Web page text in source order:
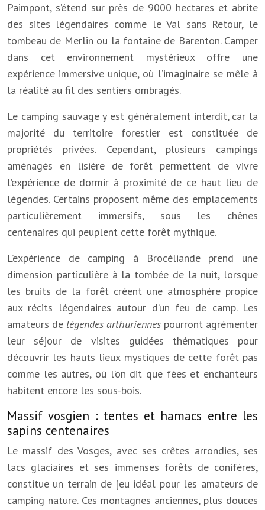
Paimpont, s’étend sur près de 9000 hectares et abrite
des sites légendaires comme le Val sans Retour, le
tombeau de Merlin ou la fontaine de Barenton. Camper
dans cet environnement mystérieux offre une
expérience immersive unique, où l’imaginaire se mêle à
la réalité au fil des sentiers ombragés.
Le camping sauvage y est généralement interdit, car la
majorité du territoire forestier est constituée de
propriétés privées. Cependant, plusieurs campings
aménagés en lisière de forêt permettent de vivre
l’expérience de dormir à proximité de ce haut lieu de
légendes. Certains proposent même des emplacements
particulièrement immersifs, sous les chênes
centenaires qui peuplent cette forêt mythique.
L’expérience de camping à Brocéliande prend une
dimension particulière à la tombée de la nuit, lorsque
les bruits de la forêt créent une atmosphère propice
aux récits légendaires autour d’un feu de camp. Les
amateurs de légendes arthuriennes pourront agrémenter
leur séjour de visites guidées thématiques pour
découvrir les hauts lieux mystiques de cette forêt pas
comme les autres, où l’on dit que fées et enchanteurs
habitent encore les sous-bois.
Massif vosgien : tentes et hamacs entre les
sapins centenaires
Le massif des Vosges, avec ses crêtes arrondies, ses
lacs glaciaires et ses immenses forêts de conifères,
constitue un terrain de jeu idéal pour les amateurs de
camping nature. Ces montagnes anciennes, plus douces